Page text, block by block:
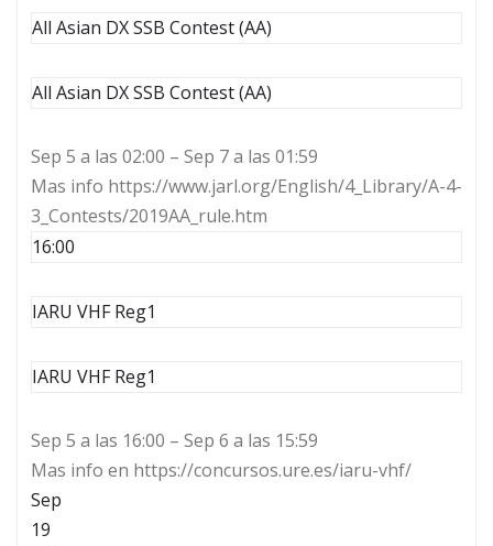
All Asian DX SSB Contest (AA)
All Asian DX SSB Contest (AA)
Sep 5 a las 02:00 – Sep 7 a las 01:59
Mas info https://www.jarl.org/English/4_Library/A-4-
3_Contests/2019AA_rule.htm
16:00
IARU VHF Reg1
IARU VHF Reg1
Sep 5 a las 16:00 – Sep 6 a las 15:59
Mas info en https://concursos.ure.es/iaru-vhf/
Sep
19